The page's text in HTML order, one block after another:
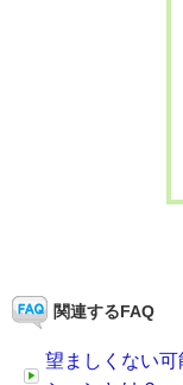
関連するFAQ
望ましくない